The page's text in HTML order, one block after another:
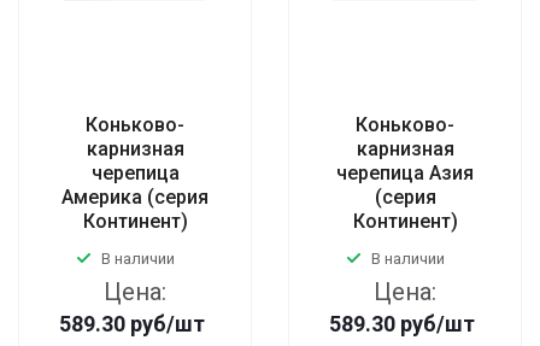
Коньково-
карнизная
черепица
Америка (серия
Континент)
В наличии
Цена:
589.30 руб/шт
Коньково-
карнизная
черепица Азия
(серия
Континент)
В наличии
Цена:
589.30 руб/шт